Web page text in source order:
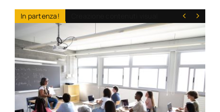
In partenza!  